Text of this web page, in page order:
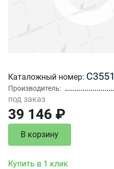
Каталожный номер
Производитель
под заказ
39 146 ₽
В корзину
Купить в 1 клик